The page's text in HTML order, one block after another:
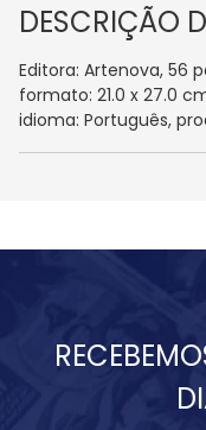
DESCRIÇÃO
Editora: Artenova, 56
formato: 21.0 x 27.0
idioma: Português,